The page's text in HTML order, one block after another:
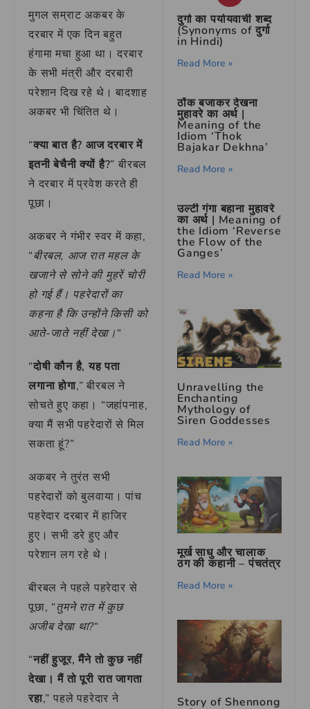
मुगल सम्राट अकबर के
दरबार में एक दिन बहुत
हंगामा मचा हुआ था। दरबार
के सभी मंत्री और दरबारी
परेशान दिख रहे थे। बादशाह
अकबर भी चिंतित थे।
“क्या बात है? आज दरबार में
इतनी बेचैनी क्यों है?” बीरबल
ने दरबार में प्रवेश करते ही
पूछा।
अकबर ने गंभीर स्वर में कहा,
“बीरबल, आज रात महल के
खजाने से सोने की मुहरें चोरी
हो गई हैं। पहरेदारों का
कहना है कि उन्होंने किसी को
आते-जाते नहीं देखा।“
“दोषी कौन है, यह पता
लगाना होगा,” बीरबल ने
सोचते हुए कहा। “जहांपनाह,
क्या मैं सभी पहरेदारों से मिल
सकता हूं?”
अकबर ने तुरंत सभी
पहरेदारों को बुलवाया। पांच
पहरेदार दरबार में हाजिर
हुए। सभी डरे हुए और
परेशान लग रहे थे।
बीरबल ने पहले पहरेदार से
पूछा, “तुमने रात में कुछ
अजीब देखा था?“
“नहीं हुजूर, मैंने तो कुछ नहीं
देखा। मैं तो पूरी रात जागता
रहा,” पहले पहरेदार ने
दुर्गा का पर्यायवाची शब्द
(Synonyms of दुर्गा
in Hindi)
Read More »
ठोंक बजाकर देखना
मुहावरे का अर्थ |
Meaning of the
Idiom ‘Thok
Bajakar Dekhna’
Read More »
उल्टी गंगा बहाना मुहावरे
का अर्थ | Meaning of
the Idiom ‘Reverse
the Flow of the
Ganges’
Read More »
Unravelling the
Enchanting
Mythology of
Siren Goddesses
Read More »
मूर्ख साधु और चालाक
ठग की कहानी – पंचतंत्र
Read More »
Story of Shennong